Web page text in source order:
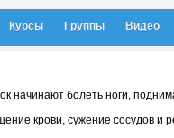
Курсы Группы Видео
начинают болеть ноги,
крови, сужение сосудов и